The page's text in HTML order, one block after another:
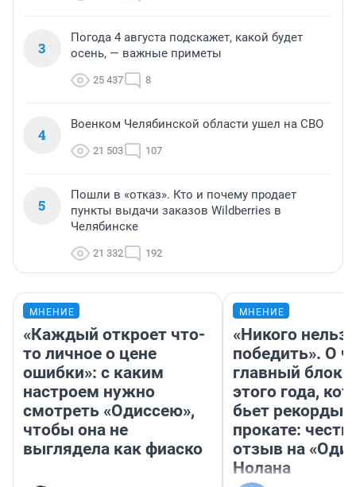
3
Погода 4 августа подскажет, какой будет
осень, — важные приметы
25 437 8
4
Военком Челябинской области ушел на СВО
21 503 107
5
Пошли в «отказ». Кто и почему продает
пункты выдачи заказов Wildberries в
Челябинске
21 332 192
МНЕНИЕ
«Каждый откроет что-
то личное о цене
ошибки»: с каким
настроем нужно
смотреть «Одиссею»,
чтобы она не
выглядела как фиаско
МНЕНИЕ
«Никого нельзя
победить». О
главный
этого года,
бьет рекорды в
прокате:
отзыв на
Нолана